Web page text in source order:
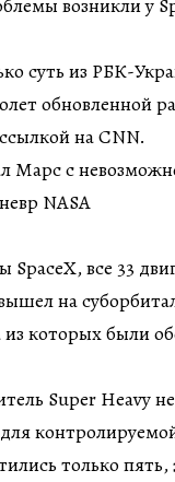
возникли у
суть из РБК-
обновленной
на CNN.
Марс с
NASA
SpaceX, все 33
на
из которых были
Super Heavy
только